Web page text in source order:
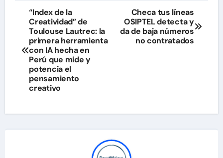
Navegación
de
entradas
“Index de la
Creatividad” de
Toulouse Lautrec: la
primera herramienta
con IA hecha en
Perú que mide y
potencia el
pensamiento
creativo
Checa tus líneas
OSIPTEL detecta y
da de baja números
no contratados